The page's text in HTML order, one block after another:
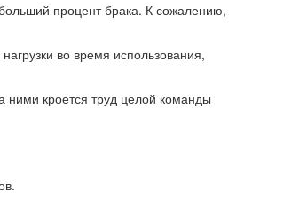
процент брака. К сожалению,
во время использования,
ними кроется труд целой команды